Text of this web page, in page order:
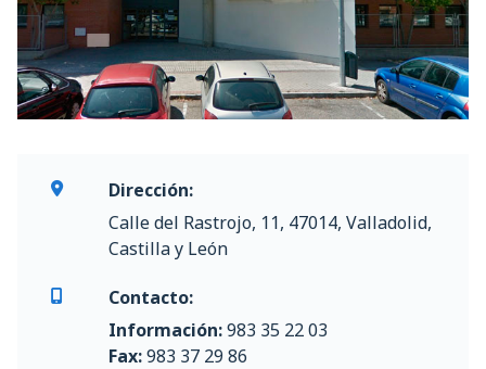
Dirección:
Calle del Rastrojo, 11, 47014, Valladolid,
Castilla y León
Contacto:
Información:983 35 22 03
Fax:983 37 29 86